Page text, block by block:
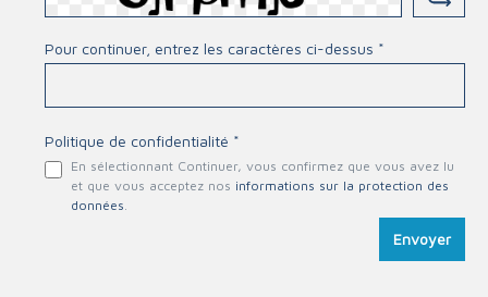
Pour continuer, entrez les caractères ci-dessus *
Politique de confidentialité *
En sélectionnant Continuer, vous confirmez que vous avez lu
et que vous acceptez nos informations sur la protection des
données
Envoyer